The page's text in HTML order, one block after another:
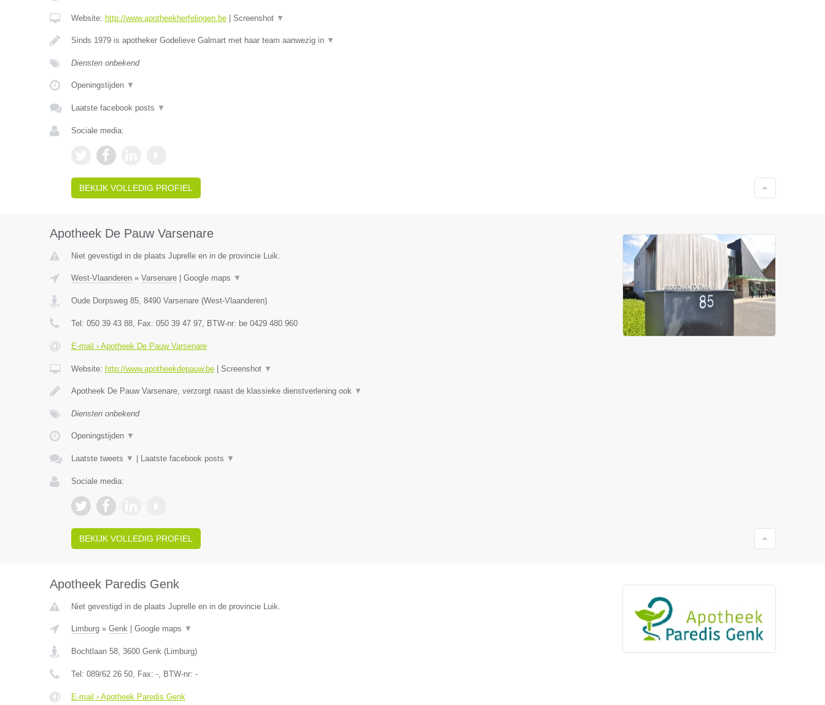
Website: http://www.apotheekherfelingen.be| Screenshot ▼
Sinds 1979 is apotheker Godelieve Galmart met haar team aanwezig in ▼
Diensten onbekend
Openingstijden ▼
Laatste facebook posts ▼
Sociale media:
BEKIJK VOLLEDIG PROFIEL
Apotheek De Pauw Varsenare
Niet gevestigd in de plaats Juprelle en in de provincie Luik.
West-Vlaanderen» Varsenare| Google maps ▼
Oude Dorpsweg 85, 8490 Varsenare(West-Vlaanderen)
Tel: 050 39 43 88, Fax: 050 39 47 97, BTW-nr: be 0429 480 960
E-mail › Apotheek De Pauw Varsenare
Website: http://www.apotheekdepauw.be| Screenshot ▼
Apotheek De Pauw Varsenare, verzorgt naast de klassieke dienstverlening ook ▼
Diensten onbekend
Openingstijden ▼
Laatste tweets ▼ Laatste facebook posts ▼
Sociale media:
BEKIJK VOLLEDIG PROFIEL
Apotheek Paredis Genk
Niet gevestigd in de plaats Juprelle en in de provincie Luik.
Limburg» Genk| Google maps ▼
Bochtlaan 58, 3600 Genk(Limburg)
Tel: 089/62 26 50, Fax: -, BTW-nr: -
E-mail › Apotheek Paredis Genk